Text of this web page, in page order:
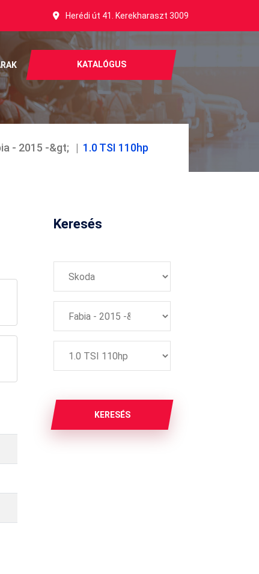
Herédi út 41. Kerekharaszt 3009
KATALÓGUS
- 2015 -&gt; 1.0 TSI 110hp
Keresés
KERESÉS